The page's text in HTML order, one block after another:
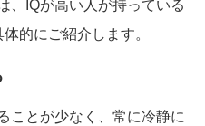
、IQが高い人が持っている
的にご紹介します。
ことが少なく、常に冷静に